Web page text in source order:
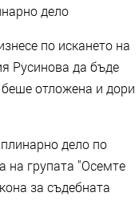
дело
по искането на
Русинова да бъде
беше отложена и дори
дело по
на групата "Осемте
за съдебната